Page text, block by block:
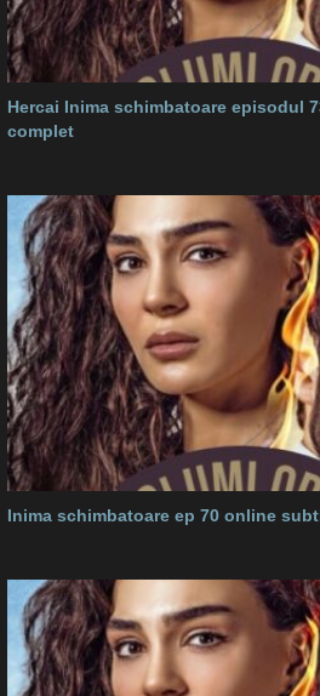
Hercai Inima schimbatoare episodul
complet
Inima schimbatoare ep 70 online